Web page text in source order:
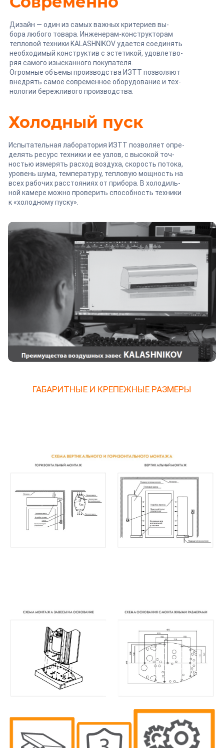
Дизайн — один из самых важных критериев вы-
бора любого товара. Инженерам-конструкторам
тепловой техники KALASHNIKOV удается соединять
необходимый конструктив с эстетикой, удовлетво-
ряя самого изысканного покупателя.
Огромные объемы производства ИЗТТ позволяют
внедрять самое современное оборудование и тех-
нологии бережливого производства.
Холодный пуск
Испытательная лаборатория ИЗТТ позволяет опре-
делять ресурс техники и ее узлов, с высокой точ-
ностью измерять расход воздуха, скорость потока,
уровень шума, температуру, тепловую мощность на
всех рабочих расстояниях от прибора. В холодиль-
ной камере можно проверить способность техники
к «холодному пуску».
ГАБАРИТНЫЕ И КРЕПЕЖНЫЕ РАЗМЕРЫ